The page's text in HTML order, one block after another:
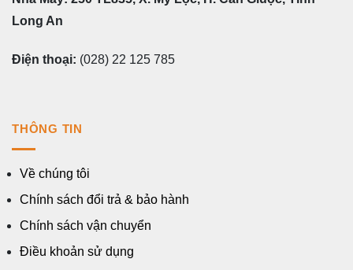
Long An
Điện thoại: (028) 22 125 785
THÔNG TIN
Về chúng tôi
Chính sách đổi trả & bảo hành
Chính sách vận chuyển
Điều khoản sử dụng